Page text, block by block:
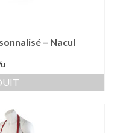
– Nacul